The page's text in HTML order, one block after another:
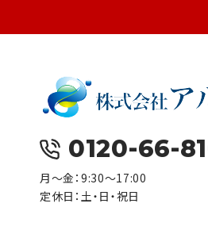
0120-66-
月～金：9:30～17:00
定休日：土・日・祝日